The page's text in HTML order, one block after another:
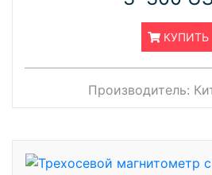
КУПИТЬ
Производитель: